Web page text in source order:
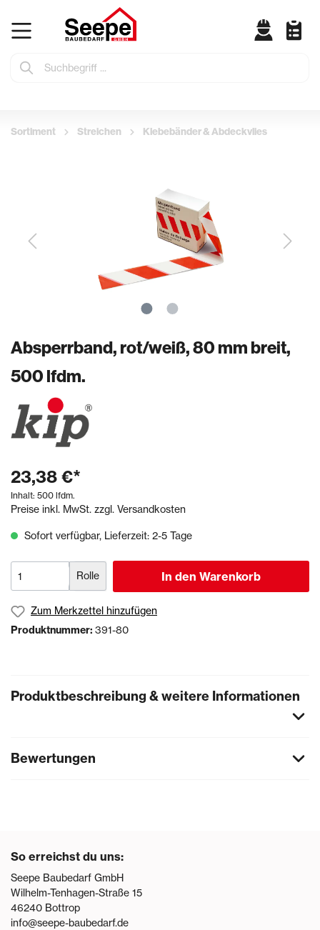
Sortiment Streichen Klebebänder & Abdeckvlies
Absperrband, rot/weiß, 80 mm breit,
500 lfdm.
23,38 €*
Inhalt: 500 lfdm.
Preise inkl. MwSt. zzgl. Versandkosten
Sofort verfügbar, Lieferzeit: 2-5 Tage
Rolle In den Warenkorb
Zum Merkzettel hinzufügen
Produktnummer: 391-80
Produktbeschreibung & weitere Informationen
Bewertungen
So erreichst du uns:
Seepe Baubedarf GmbH
Wilhelm-Tenhagen-Straße 15
46240 Bottrop
info@seepe-baubedarf.de